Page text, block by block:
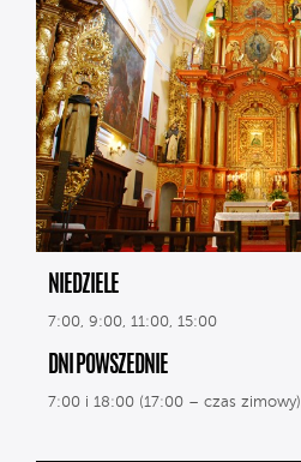
NIEDZIELE
7:00, 9:00, 11:00, 15:00
DNI POWSZEDNIE
7:00 i 18:00 (17:00 – czas zimowy)